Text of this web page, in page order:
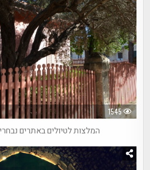
1545
המלצות לטיולים באתרים